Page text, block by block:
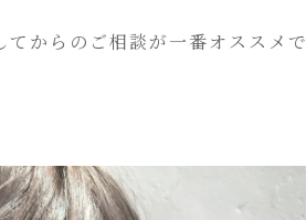
からのご相談が一番オススメで